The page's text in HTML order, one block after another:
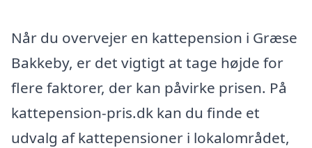
Når du overvejer en kattepension i Græse
Bakkeby, er det vigtigt at tage højde for
flere faktorer, der kan påvirke prisen. På
kattepension-pris.dk kan du finde et
udvalg af kattepensioner i lokalområdet,